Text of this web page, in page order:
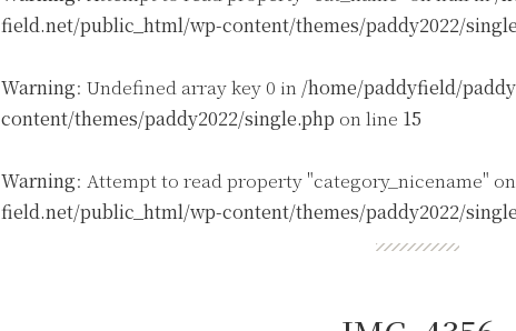
field.net/public_html/wp-content/themes/paddy2022/
Warning: Undefined array key 0 in /home/paddyfield/
content/themes/paddy2022/single.php on line 15
Warning: Attempt to read property "category_nicename"
field.net/public_html/wp-content/themes/paddy2022/